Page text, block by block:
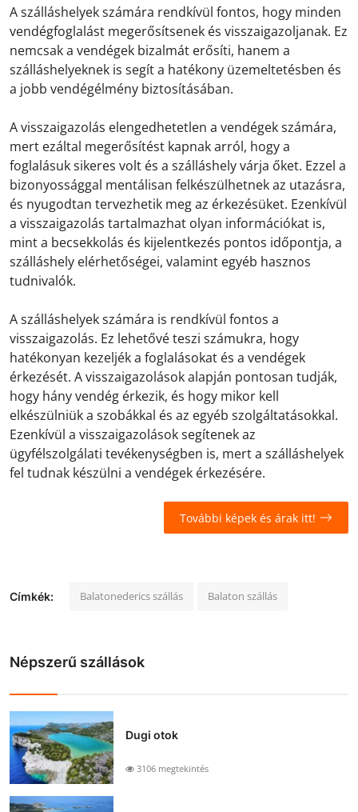
A szálláshelyek számára rendkívül fontos, hogy minden
vendégfoglalást megerősítsenek és visszaigazoljanak. Ez
nemcsak a vendégek bizalmát erősíti, hanem a
szálláshelyeknek is segít a hatékony üzemeltetésben és
a jobb vendégélmény biztosításában.
A visszaigazolás elengedhetetlen a vendégek számára,
mert ezáltal megerősítést kapnak arról, hogy a
foglalásuk sikeres volt és a szálláshely várja őket. Ezzel a
bizonyossággal mentálisan felkészülhetnek az utazásra,
és nyugodtan tervezhetik meg az érkezésüket. Ezenkívül
a visszaigazolás tartalmazhat olyan információkat is,
mint a becsekkolás és kijelentkezés pontos időpontja, a
szálláshely elérhetőségei, valamint egyéb hasznos
tudnivalók.
A szálláshelyek számára is rendkívül fontos a
visszaigazolás. Ez lehetővé teszi számukra, hogy
hatékonyan kezeljék a foglalásokat és a vendégek
érkezését. A visszaigazolások alapján pontosan tudják,
hogy hány vendég érkezik, és hogy mikor kell
elkészülniük a szobákkal és az egyéb szolgáltatásokkal.
Ezenkívül a visszaigazolások segítenek az
ügyfélszolgálati tevékenységben is, mert a szálláshelyek
fel tudnak készülni a vendégek érkezésére.
További képek és árak itt!
Címkék: Balatonederics szállás Balaton szállás
Népszerű szállások
Dugi otok
3106 megtekintés